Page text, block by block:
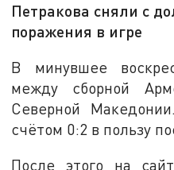
Петракова сняли с
поражения в игре
В минувшее
между сборной
Северной
счётом 0:2 в пользу
После этого на